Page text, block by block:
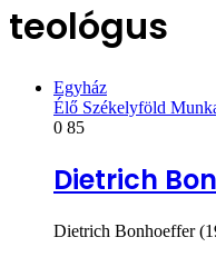
teológus
Egyház
Élő Székelyföld
0 85
Dietrich
Dietrich Bonhoeffer